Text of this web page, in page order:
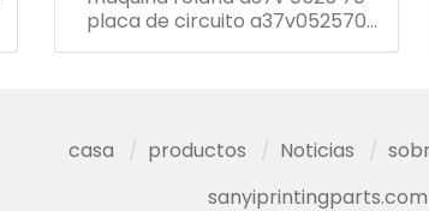
placa de circuito a37v052570
placa
casa productos Noticias